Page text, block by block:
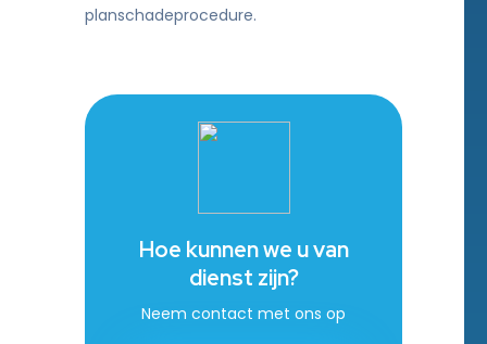
planschadeprocedure.
Hoe kunnen we u van
dienst zijn?
Neem contact met ons op